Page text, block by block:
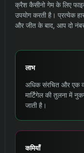
क्रैश कैसीनो गेम के लिए
उपयोग करती है। प्रत्येक
और जीत के बाद, आप दो
लाभ
अधिक संरचित और एक
मार्टिंगेल की तुलना में
जाती है।
कमियाँ